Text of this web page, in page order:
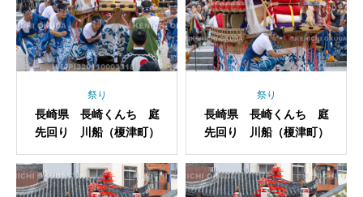
祭り
長崎県 長崎くんち 庭
先回り 川船（榎津町）
祭り
長崎県 長崎くんち 庭
先回り 川船（榎津町）